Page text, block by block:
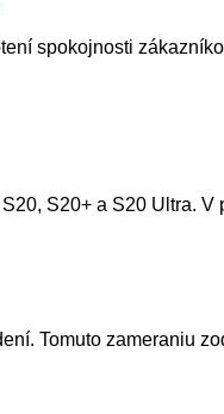
spokojnosti
S20+ a S20 Ultra.
Tomuto zameraniu